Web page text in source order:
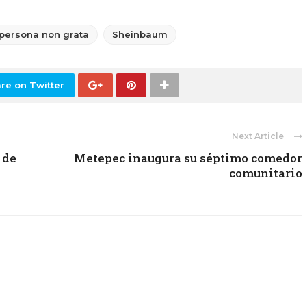
persona non grata Sheinbaum
on Twitter
Next Article
Metepec inaugura su séptimo comedor
comunitario